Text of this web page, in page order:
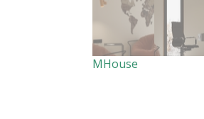
MHouse